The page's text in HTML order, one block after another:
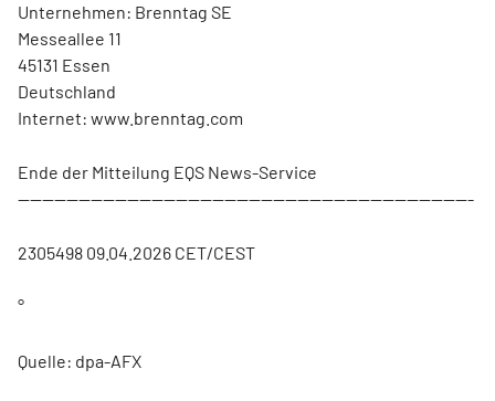
Unternehmen: Brenntag SE
Messeallee 11
45131 Essen
Deutschland
Internet: www.brenntag.com
Ende der Mitteilung EQS News-Service
---------------------------------------------------------------------------
2305498 09.04.2026 CET/CEST
°
Quelle: dpa-AFX